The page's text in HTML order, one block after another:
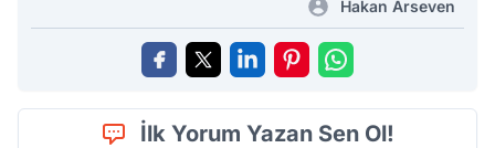
Hakan Arseven
İlk Yorum Yazan Sen Ol!